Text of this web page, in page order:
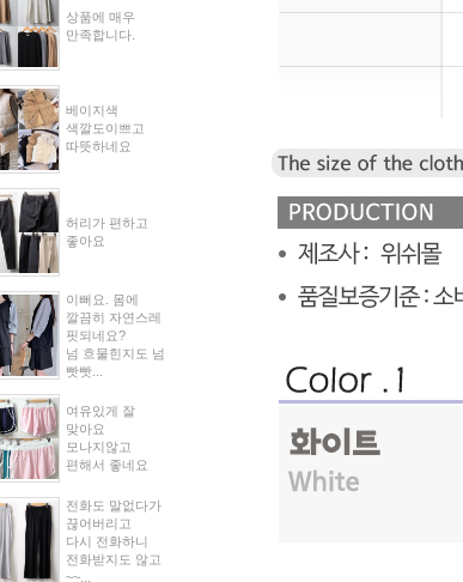
상품에 매우
만족합니다.
베이지색
색깔도이쁘고
따뜻하네요
허리가 편하고
좋아요
이뻐요. 몸에
깔끔히 자연스레
핏되네요?
넘 흐물힌지도 넘
빳빳...
여유있게 잘
맞아요
모나지않고
편해서 좋네요
전화도 말없다가
끊어버리고
다시 전화하니
전화받지도 않고
~~...